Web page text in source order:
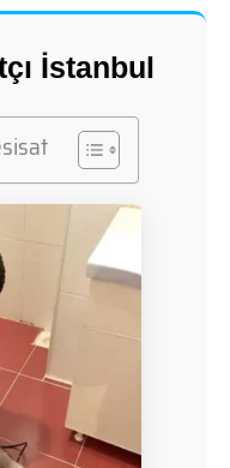
İstanbul